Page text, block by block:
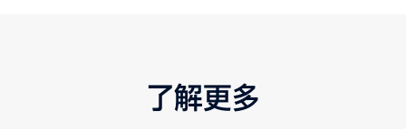
了解更多